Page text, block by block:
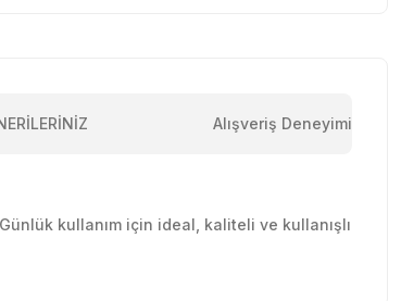
Alışveriş Deneyimi
kullanım için ideal, kaliteli ve kullanışlı